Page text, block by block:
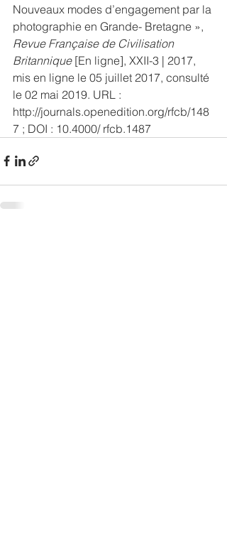
Nouveaux modes d’engagement par la
photographie en Grande- Bretagne »,
Revue Française de Civilisation
Britannique [En ligne], XXII-3 | 2017,
mis en ligne le 05 juillet 2017, consulté
le 02 mai 2019. URL :
http://journals.openedition.org/rfcb/148
7 ; DOI : 10.4000/ rfcb.1487